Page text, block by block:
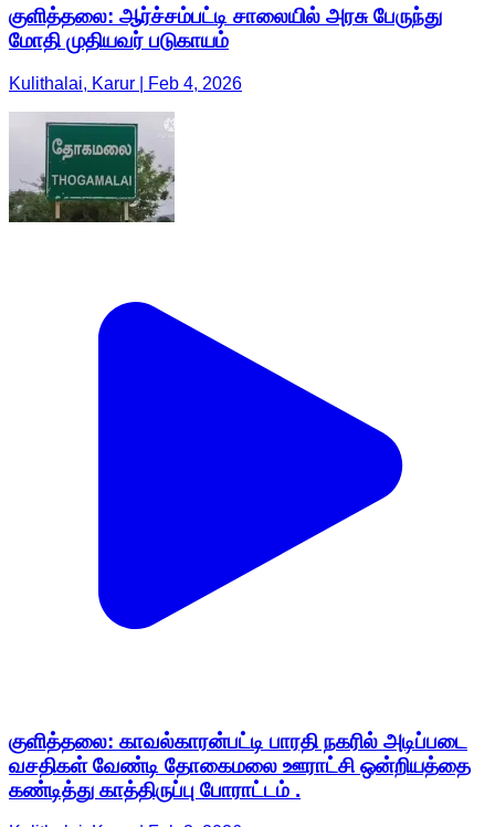
குளித்தலை: ஆர்ச்சம்பட்டி சாலையில் அரசு பேருந்து
மோதி முதியவர் படுகாயம்
Kulithalai, Karur | Feb 4, 2026
குளித்தலை: காவல்காரன்பட்டி பாரதி நகரில் அடிப்படை
வசதிகள் வேண்டி தோகைமலை ஊராட்சி ஒன்றியத்தை
கண்டித்து காத்திருப்பு போராட்டம் .